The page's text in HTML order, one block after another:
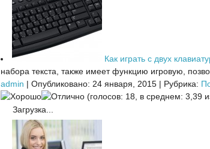
Как играть с двух
набора текста, также имеет функцию игровую,
admin | Опубликовано: 24 января, 2015 | Рубрика:
(голосов: 18, в среднем: 3,39
Загрузка...